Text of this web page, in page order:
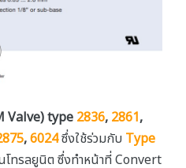
Valve) type 2836, 2861,
,6024ซึ่งใช้ร่วมกับ Type
โทรลยูนิต ซึ่งทำหน้าที่ Convert